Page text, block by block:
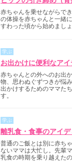
赤ちゃんを乗せながらで
の体操を赤ちゃんと一緒
すわった頃から始めましょ
学ぶ
お出かけに便利なア
赤ちゃんとの外へのお出
物、思わぬぐずつきが悩
出かけするためのママた
す。
学ぶ
離乳食・食事のアイデ
普通のご飯とは別に赤ち
ないママは大忙し。先輩
乳食の時期を乗り越えた